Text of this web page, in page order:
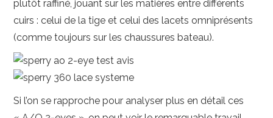
plutôt raffiné, jouant sur les matières entre différents
cuirs : celui de la tige et celui des lacets omniprésents
(comme toujours sur les chaussures bateau).
Si l’on se rapproche pour analyser plus en détail ces